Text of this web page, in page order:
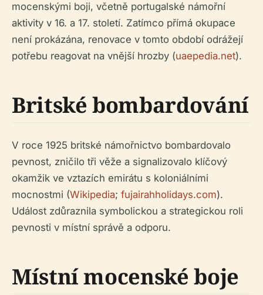
mocenskými boji, včetně portugalské námořní
aktivity v 16. a 17. století. Zatímco přímá okupace
není prokázána, renovace v tomto období odrážejí
potřebu reagovat na vnější hrozby (uaepedia.net).
Britské bombardování
V roce 1925 britské námořnictvo bombardovalo
pevnost, zničilo tři věže a signalizovalo klíčový
okamžik ve vztazích emirátu s koloniálními
mocnostmi (Wikipedia; fujairahholidays.com).
Událost zdůraznila symbolickou a strategickou roli
pevnosti v místní správě a odporu.
Místní mocenské boje